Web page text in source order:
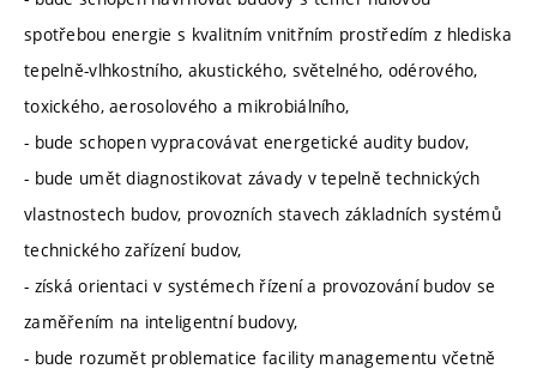
spotřebou energie s kvalitním vnitřním prostředím z hlediska
tepelně-vlhkostního, akustického, světelného, odérového,
toxického, aerosolového a mikrobiálního,
- bude schopen vypracovávat energetické audity budov,
- bude umět diagnostikovat závady v tepelně technických
vlastnostech budov, provozních stavech základních systémů
technického zařízení budov,
- získá orientaci v systémech řízení a provozování budov se
zaměřením na inteligentní budovy,
- bude rozumět problematice facility managementu včetně